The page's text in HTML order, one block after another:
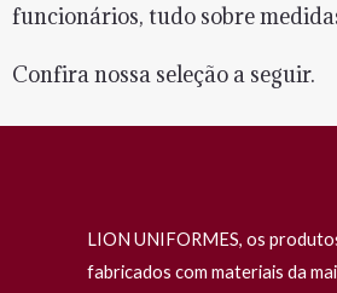
funcionários, tudo sobre
Confira nossa seleção a seguir.
LION UNIFORMES, os
fabricados com materiais da